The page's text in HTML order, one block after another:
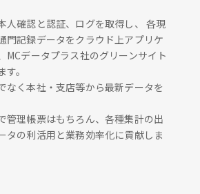
人確認と認証、ログを取得し、 各現
門記録データをクラウド上アプリケ
MCデータプラス社のグリーンサイト
。
なく本社・支店等から最新データを
管理帳票はもちろん、各種集計の出
タの利活用と業務効率化に貢献しま